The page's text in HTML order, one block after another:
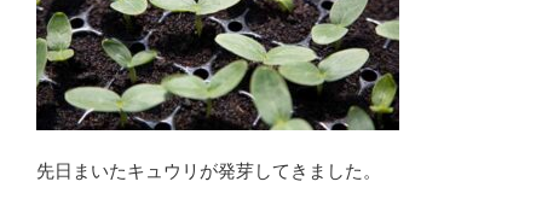
先日まいたキュウリが発芽してきました。